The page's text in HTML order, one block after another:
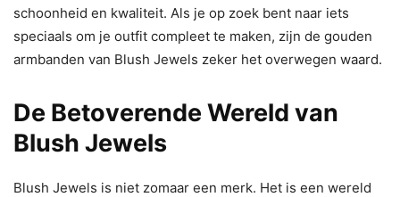
schoonheid en kwaliteit. Als je op zoek bent naar iets
speciaals om je outfit compleet te maken, zijn de gouden
armbanden van Blush Jewels zeker het overwegen waard.
De Betoverende Wereld van
Blush Jewels
Blush Jewels is niet zomaar een merk. Het is een wereld